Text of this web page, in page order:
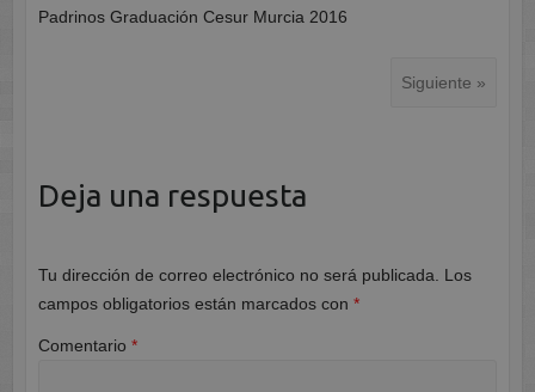
Padrinos Graduación Cesur Murcia 2016
Siguiente »
Deja una respuesta
Tu dirección de correo electrónico no será publicada.
Los
campos obligatorios están marcados con *
Comentario *